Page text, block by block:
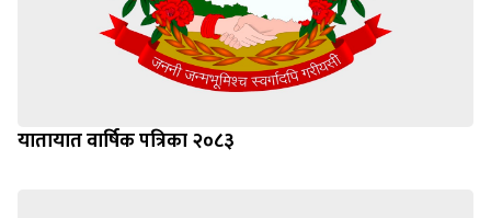
यातायात वार्षिक पत्रिका २०८३